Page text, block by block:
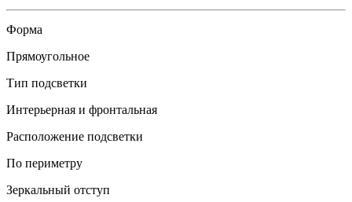
Форма
Прямоугольное
Тип подсветки
Интерьерная и фронтальная
Расположение подсветки
По периметру
Зеркальный отступ